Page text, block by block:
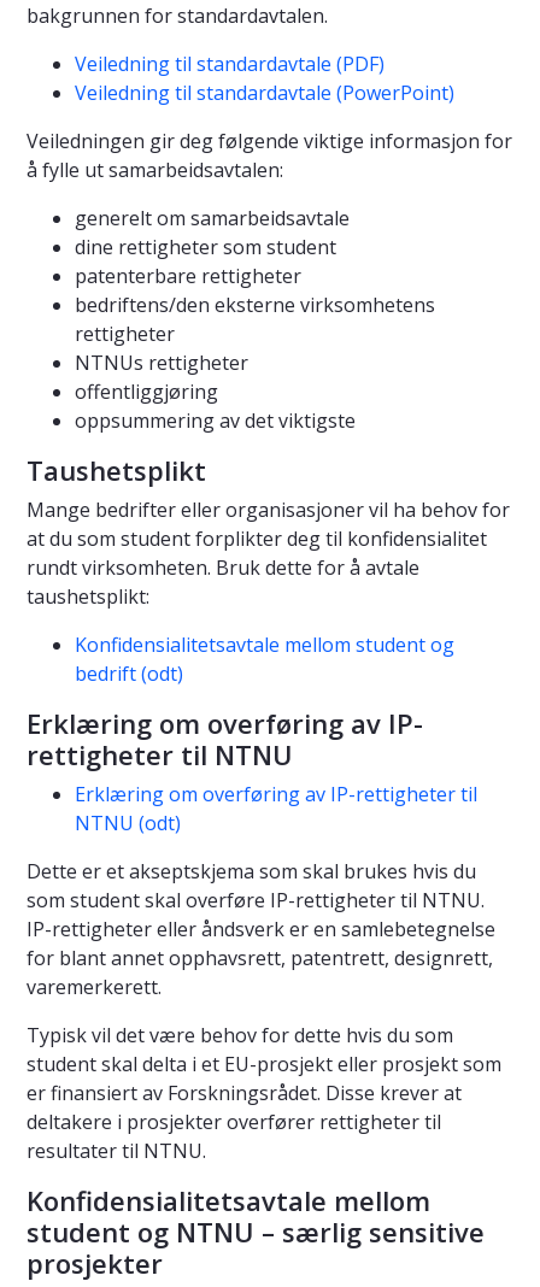
bakgrunnen for standardavtalen.
Veiledning til standardavtale (PDF)
Veiledning til standardavtale (PowerPoint)
Veiledningen gir deg følgende viktige informasjon for
å fylle ut samarbeidsavtalen:
generelt om samarbeidsavtale
dine rettigheter som student
patenterbare rettigheter
bedriftens/den eksterne virksomhetens
rettigheter
NTNUs rettigheter
offentliggjøring
oppsummering av det viktigste
Taushetsplikt
Mange bedrifter eller organisasjoner vil ha behov for
at du som student forplikter deg til konfidensialitet
rundt virksomheten. Bruk dette for å avtale
taushetsplikt:
Konfidensialitetsavtale mellom student og
bedrift (odt)
Erklæring om overføring av IP-
rettigheter til NTNU
Erklæring om overføring av IP-rettigheter til
NTNU (odt)
Dette er et akseptskjema som skal brukes hvis du
som student skal overføre IP-rettigheter til NTNU.
IP-rettigheter eller åndsverk er en samlebetegnelse
for blant annet opphavsrett, patentrett, designrett,
varemerkerett.
Typisk vil det være behov for dette hvis du som
student skal delta i et EU-prosjekt eller prosjekt som
er finansiert av Forskningsrådet. Disse krever at
deltakere i prosjekter overfører rettigheter til
resultater til NTNU.
Konfidensialitetsavtale mellom
student og NTNU – særlig sensitive
prosjekter